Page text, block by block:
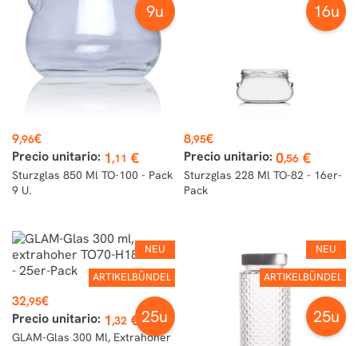
9u
Preis
9,96€
Precio unitario: 1,11 €
Sturzglas 850 Ml TO-100 - Pack
9 U.
16u
Preis
8,95€
Precio unitario: 0,56€
Sturzglas 228 Ml TO-82 - 16er-
Pack
NEU
ARTIKELBÜNDEL
25u
Preis
32,95€
Precio unitario: 1,32 €
GLAM-Glas 300 Ml, Extrahoher
NEU
ARTIKELBÜNDEL
25u